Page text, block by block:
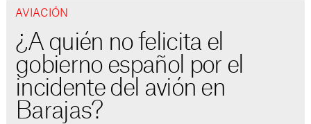
AVIACIÓN
¿A quién no felicita el
gobierno español por el
incidente del avión en
Barajas?